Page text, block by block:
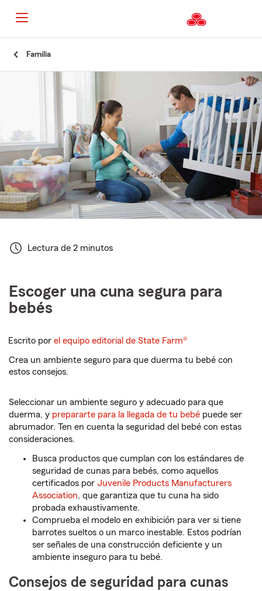
Familia
Lectura de 2 minutos
Escoger una cuna segura para
bebés
Escrito porel equipo editorial de State Farm®
Crea un ambiente seguro para que duerma tu bebé con
estos consejos.
Seleccionar un ambiente seguro y adecuado para que
duerma, y prepararte para la llegada de tu bebé puede ser
abrumador. Ten en cuenta la seguridad del bebé con estas
consideraciones.
Busca productos que cumplan con los estándares de
seguridad de cunas para bebés, como aquellos
certificados por Juvenile Products Manufacturers
Association, que garantiza que tu cuna ha sido
probada exhaustivamente.
Comprueba el modelo en exhibición para ver si tiene
barrotes sueltos o un marco inestable. Estos podrían
ser señales de una construcción deficiente y un
ambiente inseguro para tu bebé.
Consejos de seguridad para cunas